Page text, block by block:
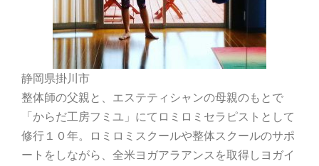
静岡県掛川市
整体師の父親と、エステティシャンの母親のもとで
「からだ工房フミユ」にてロミロミセラピストとして
修行１０年。ロミロミスクールや整体スクールのサポ
ートをしながら、全米ヨガアラアンスを取得しヨガイ